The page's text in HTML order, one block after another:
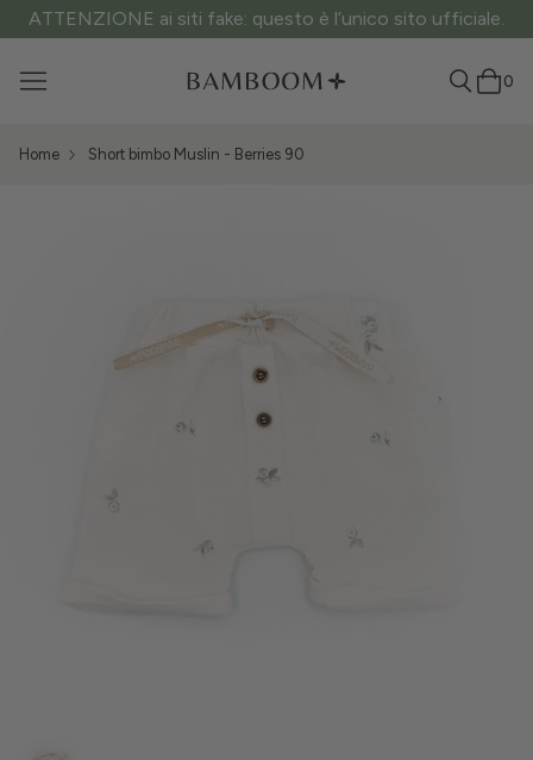
ATTENZIONE ai siti fake: questo è l’unico sito ufficiale.
0
Home Short bimbo Muslin - Berries 90